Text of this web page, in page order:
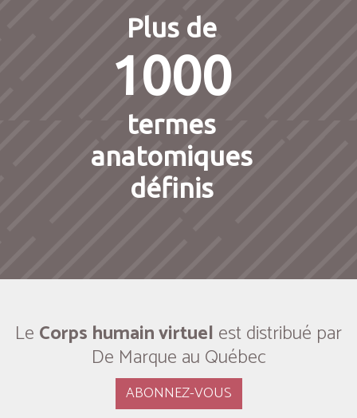
Plus de
1000
termes
anatomiques
définis
Le Corps humain virtuel est distribué par
De Marque au Québec
ABONNEZ-VOUS